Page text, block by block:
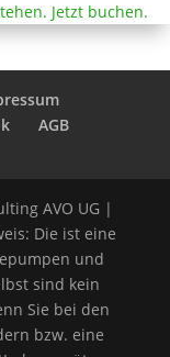
Jetzt buchen.
AGB
AVO UG |
Die ist eine
und
sind kein
Sie bei den
bzw. eine